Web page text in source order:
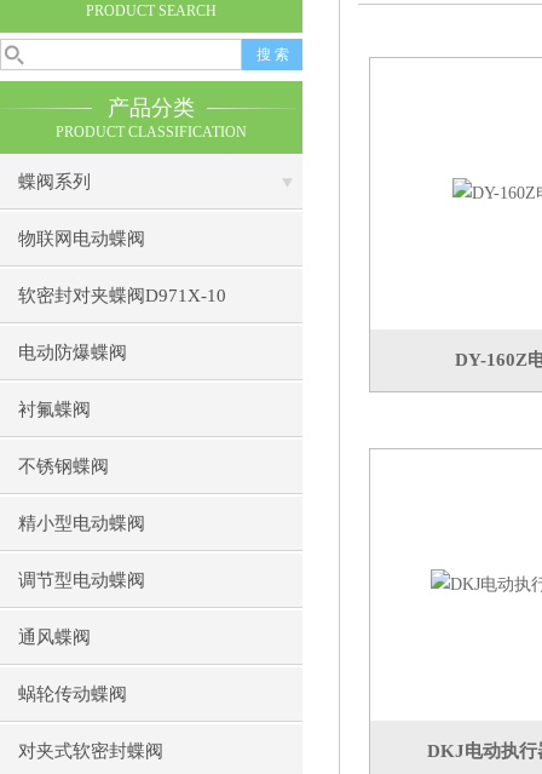
PRODUCT SEARCH
产品分类
PRODUCT CLASSIFICATION
蝶阀系列
物联网电动蝶阀
软密封对夹蝶阀D971X-10
电动防爆蝶阀
衬氟蝶阀
不锈钢蝶阀
精小型电动蝶阀
调节型电动蝶阀
通风蝶阀
蜗轮传动蝶阀
对夹式软密封蝶阀
DY-160Z
DKJ电动执行